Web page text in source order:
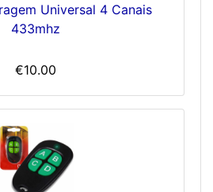
Universal 4 Canais
433mhz
€10.00